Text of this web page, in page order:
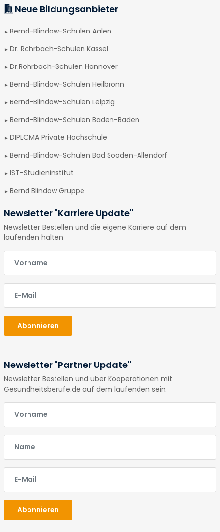
Neue Bildungsanbieter
Bernd-Blindow-Schulen Aalen
Dr. Rohrbach-Schulen Kassel
Dr.Rohrbach-Schulen Hannover
Bernd-Blindow-Schulen Heilbronn
Bernd-Blindow-Schulen Leipzig
Bernd-Blindow-Schulen Baden-Baden
DIPLOMA Private Hochschule
Bernd-Blindow-Schulen Bad Sooden-Allendorf
IST-Studieninstitut
Bernd Blindow Gruppe
Newsletter "Karriere Update"
Newsletter Bestellen und die eigene Karriere auf dem
laufenden halten
E-Mail
E-Mail
Abonnieren
Newsletter "Partner Update"
Newsletter Bestellen und über Kooperationen mit
Gesundheitsberufe.de auf dem laufenden sein.
E-Mail
E-Mail
E-Mail
Abonnieren